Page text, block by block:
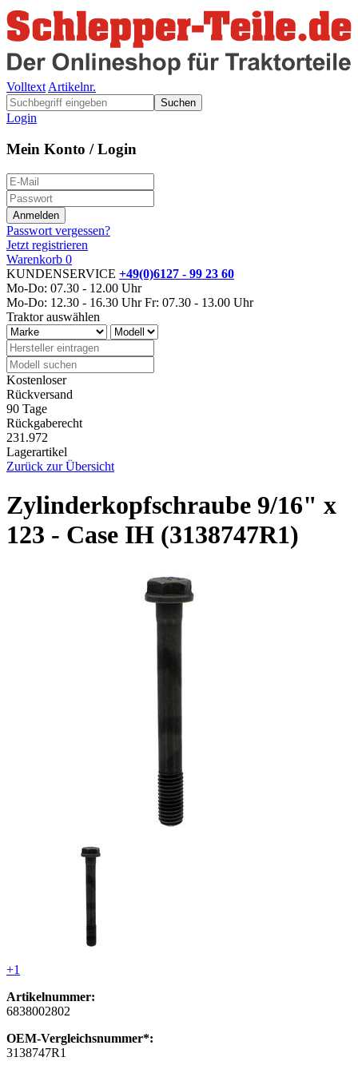
Volltext Artikelnr.
Suchen
Login
Mein Konto / Login
Passwort vergessen?
Jetzt registrieren
Warenkorb 0
KUNDENSERVICE +49(0)6127 - 99 23 60
Mo-Do: 07.30 - 12.00 Uhr
Mo-Do: 12.30 - 16.30 Uhr Fr: 07.30 - 13.00 Uhr
Traktor auswählen
Kostenloser
Rückversand
90 Tage
Rückgaberecht
231.972
Lagerartikel
Zurück zur Übersicht
Zylinderkopfschraube 9/16" x
123 - Case IH (3138747R1)
+1
Artikelnummer:
6838002802
OEM-Vergleichsnummer*:
3138747R1